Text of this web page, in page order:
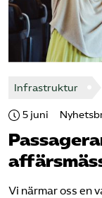
Infrastruktur
5 juni
Vi närmar oss en